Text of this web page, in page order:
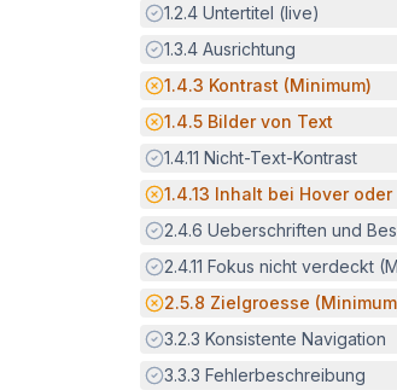
Erfüllt:
1.2.4 Untertitel (live)
Erfüllt:
1.3.4 Ausrichtung
Potenzielle Barriere:
1.4.3 Kontrast (Minimum)
Potenzielle Barriere:
1.4.5 Bilder von Text
Erfüllt:
1.4.11 Nicht-Text-Kontrast
Potenzielle Barriere:
1.4.13 Inhalt bei Hover oder
Erfüllt:
2.4.6 Ueberschriften und
Erfüllt:
2.4.11 Fokus nicht verdeckt
Potenzielle Barriere:
2.5.8 Zielgroesse
Erfüllt:
3.2.3 Konsistente Navigation
Erfüllt:
3.3.3 Fehlerbeschreibung